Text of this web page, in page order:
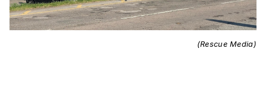
(Rescue Media)